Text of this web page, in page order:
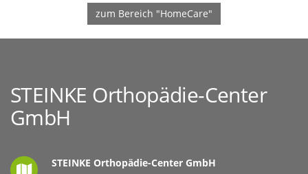
zum Bereich "HomeCare"
STEINKE Orthopädie-Center
GmbH
STEINKE Orthopädie-Center GmbH